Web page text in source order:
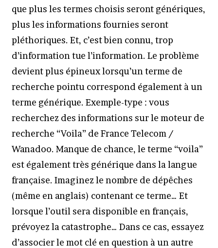
que plus les termes choisis seront génériques,
plus les informations fournies seront
pléthoriques. Et, c’est bien connu, trop
d’information tue l’information. Le problème
devient plus épineux lorsqu’un terme de
recherche pointu correspond également à un
terme générique. Exemple-type : vous
recherchez des informations sur le moteur de
recherche “Voila” de France Telecom /
Wanadoo. Manque de chance, le terme “voila”
est également très générique dans la langue
française. Imaginez le nombre de dépêches
(même en anglais) contenant ce terme… Et
lorsque l’outil sera disponible en français,
prévoyez la catastrophe… Dans ce cas, essayez
d’associer le mot clé en question à un autre